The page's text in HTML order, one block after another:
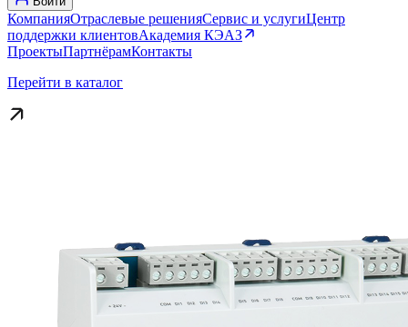
КомпанияОтраслевые решенияСервис и услугиЦентр
поддержки клиентовАкадемия КЭАЗ
ПроектыПартнёрамКонтакты
Перейти в каталог